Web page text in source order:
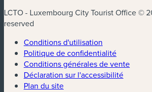
LCTO - Luxembourg City Tourist Office ©
reserved
Conditions d'utilisation
Politique de confidentialité
Conditions générales de vente
Déclaration sur l'accessibilité
Plan du site